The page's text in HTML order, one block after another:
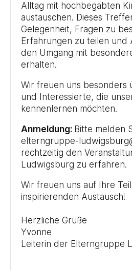
Alltag mit hochbegabten
austauschen. Dieses
Gelegenheit, Fragen zu
Erfahrungen zu teilen und
den Umgang mit
erhalten.
Wir freuen uns besonders
und Interessierte, die
kennenlernen möchten.
Anmeldung: Bitte melden
elterngruppe-
rechtzeitig den
Ludwigsburg zu erfahren.
Wir freuen uns auf Ihre
inspirierenden Austausch!
Herzliche Grüße
Yvonne
Leiterin der Elterngruppe